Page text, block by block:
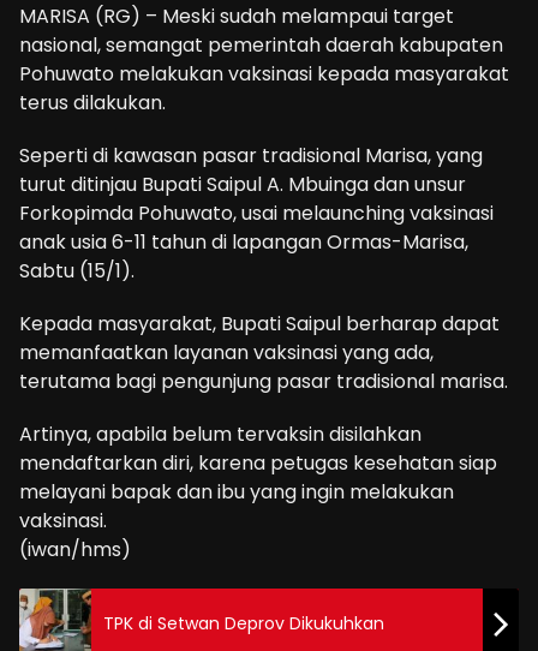
MARISA (RG) – Meski sudah melampaui target
nasional, semangat pemerintah daerah kabupaten
Pohuwato melakukan vaksinasi kepada masyarakat
terus dilakukan.
Seperti di kawasan pasar tradisional Marisa, yang
turut ditinjau Bupati Saipul A. Mbuinga dan unsur
Forkopimda Pohuwato, usai melaunching vaksinasi
anak usia 6-11 tahun di lapangan Ormas-Marisa,
Sabtu (15/1).
Kepada masyarakat, Bupati Saipul berharap dapat
memanfaatkan layanan vaksinasi yang ada,
terutama bagi pengunjung pasar tradisional marisa.
Artinya, apabila belum tervaksin disilahkan
mendaftarkan diri, karena petugas kesehatan siap
melayani bapak dan ibu yang ingin melakukan
vaksinasi.
(iwan/hms)
TPK di Setwan Deprov Dikukuhkan